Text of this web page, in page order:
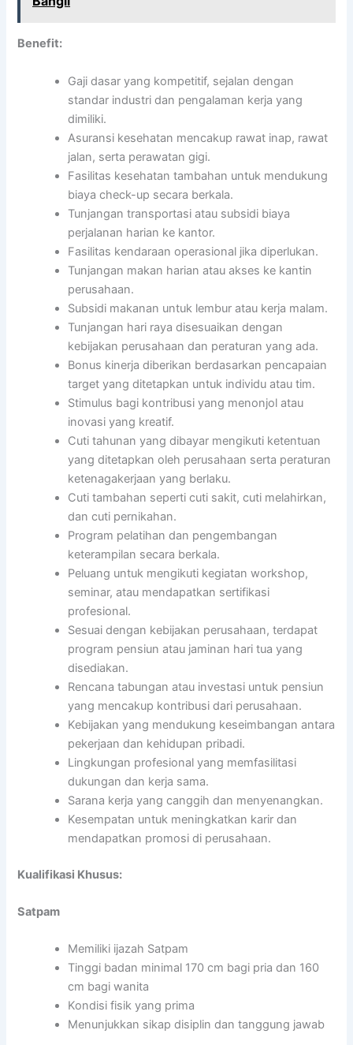
Benefit:
Gaji dasar yang kompetitif, sejalan dengan
standar industri dan pengalaman kerja yang
dimiliki.
Asuransi kesehatan mencakup rawat inap, rawat
jalan, serta perawatan gigi.
Fasilitas kesehatan tambahan untuk mendukung
biaya check-up secara berkala.
Tunjangan transportasi atau subsidi biaya
perjalanan harian ke kantor.
Fasilitas kendaraan operasional jika diperlukan.
Tunjangan makan harian atau akses ke kantin
perusahaan.
Subsidi makanan untuk lembur atau kerja malam.
Tunjangan hari raya disesuaikan dengan
kebijakan perusahaan dan peraturan yang ada.
Bonus kinerja diberikan berdasarkan pencapaian
target yang ditetapkan untuk individu atau tim.
Stimulus bagi kontribusi yang menonjol atau
inovasi yang kreatif.
Cuti tahunan yang dibayar mengikuti ketentuan
yang ditetapkan oleh perusahaan serta peraturan
ketenagakerjaan yang berlaku.
Cuti tambahan seperti cuti sakit, cuti melahirkan,
dan cuti pernikahan.
Program pelatihan dan pengembangan
keterampilan secara berkala.
Peluang untuk mengikuti kegiatan workshop,
seminar, atau mendapatkan sertifikasi
profesional.
Sesuai dengan kebijakan perusahaan, terdapat
program pensiun atau jaminan hari tua yang
disediakan.
Rencana tabungan atau investasi untuk pensiun
yang mencakup kontribusi dari perusahaan.
Kebijakan yang mendukung keseimbangan antara
pekerjaan dan kehidupan pribadi.
Lingkungan profesional yang memfasilitasi
dukungan dan kerja sama.
Sarana kerja yang canggih dan menyenangkan.
Kesempatan untuk meningkatkan karir dan
mendapatkan promosi di perusahaan.
Kualifikasi Khusus:
Satpam
Memiliki ijazah Satpam
Tinggi badan minimal 170 cm bagi pria dan 160
cm bagi wanita
Kondisi fisik yang prima
Menunjukkan sikap disiplin dan tanggung jawab